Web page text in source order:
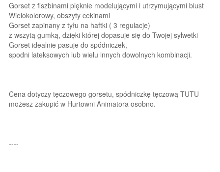
Gorset z fiszbinami pięknie modelującymi i utrzymującymi biust
Wielokolorowy, obszyty cekinami
Gorset zapinany z tyłu na haftki ( 3 regulacje)
z wszytą gumką, dzięki której dopasuje się do Twojej sylwetki
Gorset idealnie pasuje do spódniczek,
spodni lateksowych lub wielu innych dowolnych kombinacji.
Cena dotyczy tęczowego gorsetu, spódniczkę tęczową TUTU
możesz zakupić w Hurtowni Animatora osobno.
----